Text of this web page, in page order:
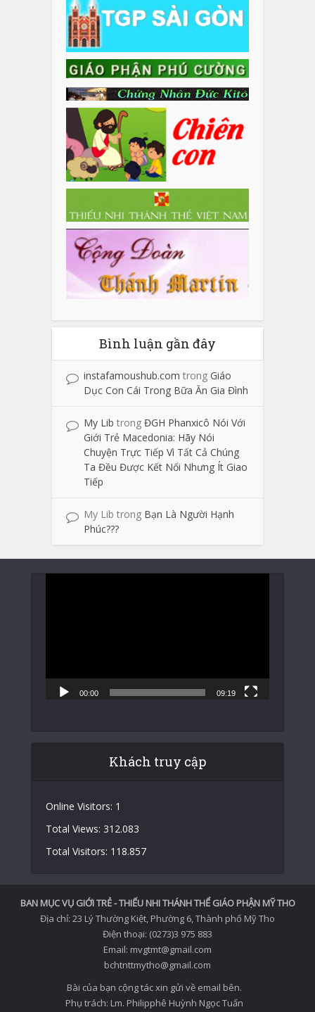
Bình luận gần đây
instafamoushub.com trong Giáo
Dục Con Cái Trong Bữa Ăn Gia Đình
My Lib trong ĐGH Phanxicô Nói Với
Giới Trẻ Macedonia: Hãy Nói
Chuyện Trực Tiếp Vì Tất Cả Chúng
Ta Đều Được Kết Nối Nhưng Ít Giao
Tiếp
My Lib trong Bạn Là Người Hạnh
Phúc???
00:00 09:19
Khách truy cập
Online Visitors: 1
Total Views: 312.083
Total Visitors: 118.857
BAN MỤC VỤ GIỚI TRẺ - THIẾU NHI THÁNH THỂ GIÁO PHẬN MỸ THO
Địa chỉ: 23 Lý Thường Kiệt, Phường 6, Thành phố Mỹ Tho
Điện thoại: (0273)3 975 883
Email: mvgtmt@gmail.com
bchtnttmytho@gmail.com
Bài của bạn cộng tác xin gửi về email bên.
Phụ trách: Lm. Philipphê Huỳnh Ngọc Tuấn